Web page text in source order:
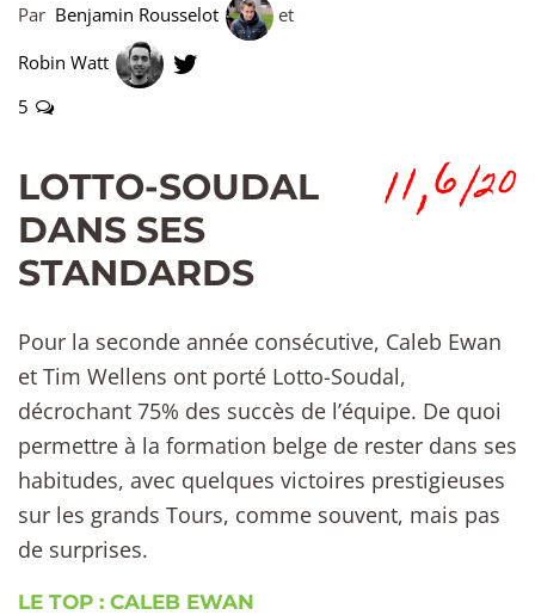
Par Benjamin Rousselot
et
Robin Watt
5
LOTTO-SOUDAL
DANS SES
STANDARDS
11,6/20
Pour la seconde année consécutive, Caleb Ewan
et Tim Wellens ont porté Lotto-Soudal,
décrochant 75% des succès de l’équipe. De quoi
permettre à la formation belge de rester dans ses
habitudes, avec quelques victoires prestigieuses
sur les grands Tours, comme souvent, mais pas
de surprises.
LE TOP : CALEB EWAN